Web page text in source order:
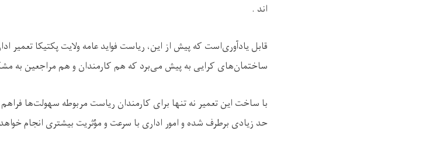
‌اند .
قابل یادآوری‌است که پیش از این، ریاست فواید عامه ولایت پکتیکا تعمیر
ساختمان‌های کرایی به پیش می‌برد که هم کارمندان و هم مراجعین به
با ساخت این تعمیر نه تنها برای کارمندان ریاست مربوطه سهولت‌ها
حد زیادی برطرف شده و امور اداری با سرعت و مؤثریت بیشتری انجام